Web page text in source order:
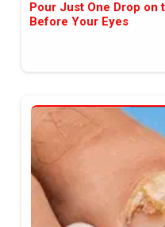
Pour Just One Drop on
Before Your Eyes